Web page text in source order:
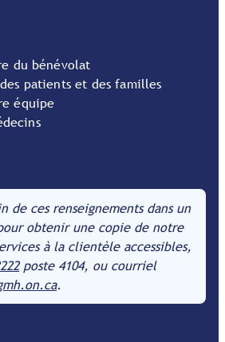
du bénévolat
patients et des familles
équipe
de ces renseignements dans un
obtenir une copie de notre
à la clientèle accessibles,
poste 4104, ou courriel
.